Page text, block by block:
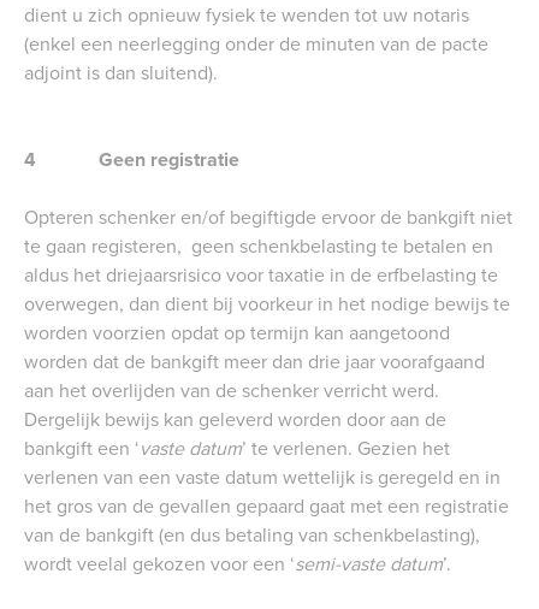
dient u zich opnieuw fysiek te wenden tot uw notaris
(enkel een neerlegging onder de minuten van de pacte
adjoint is dan sluitend).
4 Geen registratie
Opteren schenker en/of begiftigde ervoor de bankgift niet
te gaan registeren, geen schenkbelasting te betalen en
aldus het driejaarsrisico voor taxatie in de erfbelasting te
overwegen, dan dient bij voorkeur in het nodige bewijs te
worden voorzien opdat op termijn kan aangetoond
worden dat de bankgift meer dan drie jaar voorafgaand
aan het overlijden van de schenker verricht werd.
Dergelijk bewijs kan geleverd worden door aan de
bankgift een ‘vaste datum’ te verlenen. Gezien het
verlenen van een vaste datum wettelijk is geregeld en in
het gros van de gevallen gepaard gaat met een registratie
van de bankgift (en dus betaling van schenkbelasting),
wordt veelal gekozen voor een ‘semi-vaste datum’.